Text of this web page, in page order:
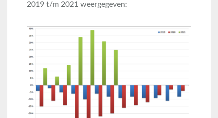
2019 t/m 2021 weergegeven: